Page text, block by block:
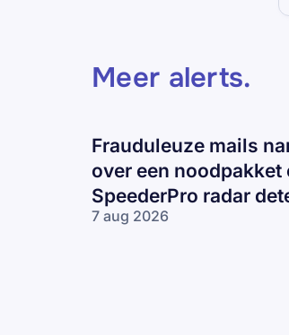
Meer alerts.
Frauduleuze mails
over een noodpakket
SpeederPro radar
7 aug 2026
Frauduleuze